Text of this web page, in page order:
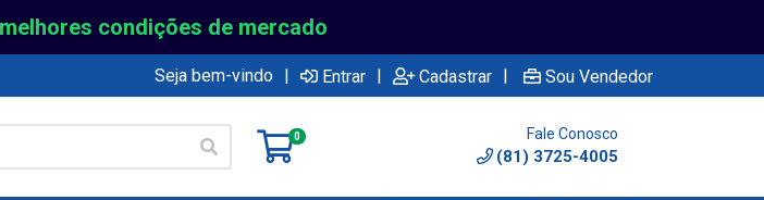
condições de mercado
Seja bem-vindo | Entrar | Cadastrar | Sou Vendedor
0 Fale Conosco
(81) 3725-4005